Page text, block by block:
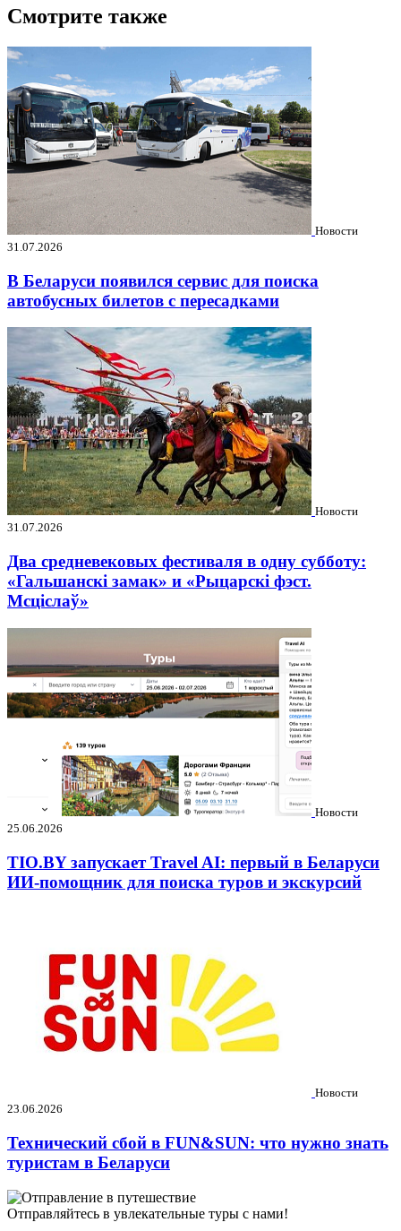
Смотрите также
Новости
31.07.2026
В Беларуси появился сервис для поиска
автобусных билетов с пересадками
Новости
31.07.2026
Два средневековых фестиваля в одну субботу:
«Гальшанскі замак» и «Рыцарскі фэст.
Мсціслаў»
Новости
25.06.2026
TIO.BY запускает Travel AI: первый в Беларуси
ИИ-помощник для поиска туров и экскурсий
Новости
23.06.2026
Технический сбой в FUN&SUN: что нужно знать
туристам в Беларуси
Отправляйтесь в увлекательные туры с нами!